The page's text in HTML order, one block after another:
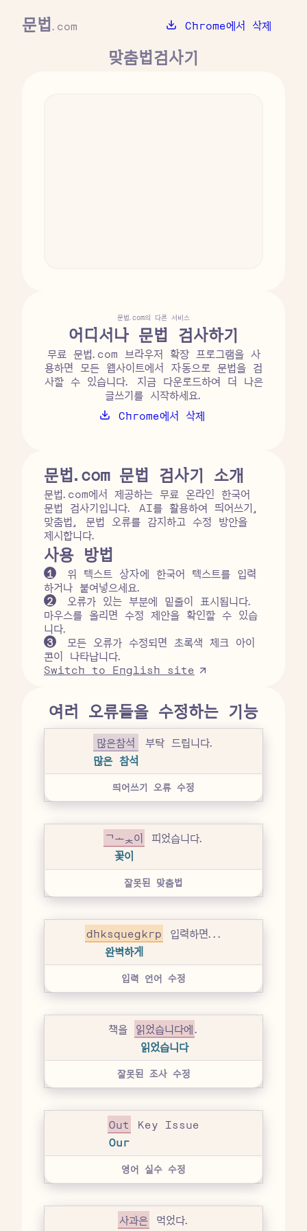
문법.com
맞춤법검사기
Chrome에서 삭제
문법.com의 다른 서비스
어디서나 문법 검사하기
무료 문법.com 브라우저 확장 프로그램을 사
용하면 모든 웹사이트에서 자동으로 문법을 검
사할 수 있습니다. 지금 다운로드하여 더 나은
글쓰기를 시작하세요.
Chrome에서 삭제
문법.com 문법 검사기 소개
문법.com에서 제공하는 무료 온라인 한국어
문법 검사기입니다. AI를 활용하여 띄어쓰기,
맞춤법, 문법 오류를 감지하고 수정 방안을
제시합니다.
사용 방법
1
위 텍스트 상자에 한국어 텍스트를 입력
하거나 붙여넣으세요.
2
오류가 있는 부분에 밑줄이 표시됩니다.
마우스를 올리면 수정 제안을 확인할 수 있습
니다.
3
모든 오류가 수정되면 초록색 체크 아이
콘이 나타납니다.
Switch to English site
여러 오류들을 수정하는 기능
많은참석
많은 참석
부탁 드립니다.
띄어쓰기 오류 수정
곷이
꽃이
피었습니다.
잘못된 맞춤법
dhksquegkrp
완벽하게
입력하면...
입력 언어 수정
책을 읽었습니다에
읽었습니다
.
잘못된 조사 수정
Out
Our
Key Issue
영어 실수 수정
사과은 먹었다.